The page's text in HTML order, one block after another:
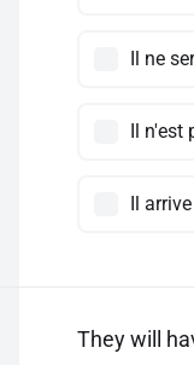
Il ne
Il n'est
Il
They will